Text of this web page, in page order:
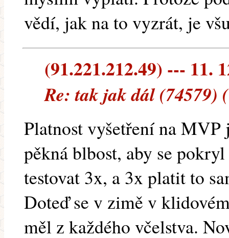
vědí, jak na to vyzrát, je
(91.221.212.49) --- 11.
Re: tak jak dál (74579)
Platnost vyšetření na MVP
pěkná blbost, aby se
testovat 3x, a 3x platit to
Doteď se v zimě v
měl z každého včelstva.